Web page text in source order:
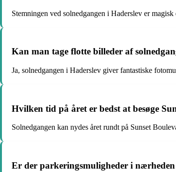
Stemningen ved solnedgangen i Haderslev er
Kan man tage flotte billeder af
Ja, solnedgangen i Haderslev giver fantastiske
Hvilken tid på året er bedst at besøge
Solnedgangen kan nydes året rundt på Sunset
Er der parkeringsmuligheder i